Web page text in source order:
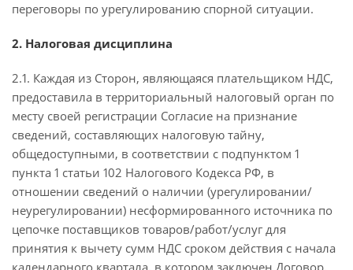
переговоры по урегулированию спорной ситуации.
2. Налоговая дисциплина
2.1. Каждая из Сторон, являющаяся плательщиком НДС,
предоставила в территориальный налоговый орган по
месту своей регистрации Согласие на признание
сведений, составляющих налоговую тайну,
общедоступными, в соответствии с подпунктом 1
пункта 1 статьи 102 Налогового Кодекса РФ, в
отношении сведений о наличии (урегулировании/
неурегулировании) несформированного источника по
цепочке поставщиков товаров/работ/услуг для
принятия к вычету сумм НДС сроком действия с начала
календарного квартала, в котором заключен Договор,